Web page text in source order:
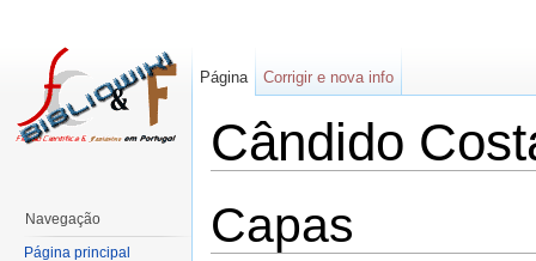
Cândido
Capas
Página Corrigir e nova info
Navegação
Página principal